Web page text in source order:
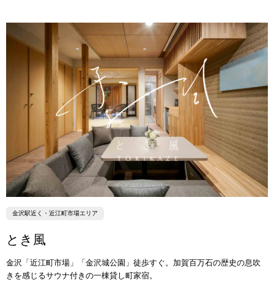
金沢駅近く・近江町市場エリア
とき風
金沢「近江町市場」「金沢城公園」徒歩すぐ。加賀百万石の歴史の息吹
きを感じるサウナ付きの一棟貸し町家宿。